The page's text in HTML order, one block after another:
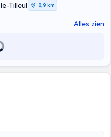
Tilleul 8,9 km
Alles zien